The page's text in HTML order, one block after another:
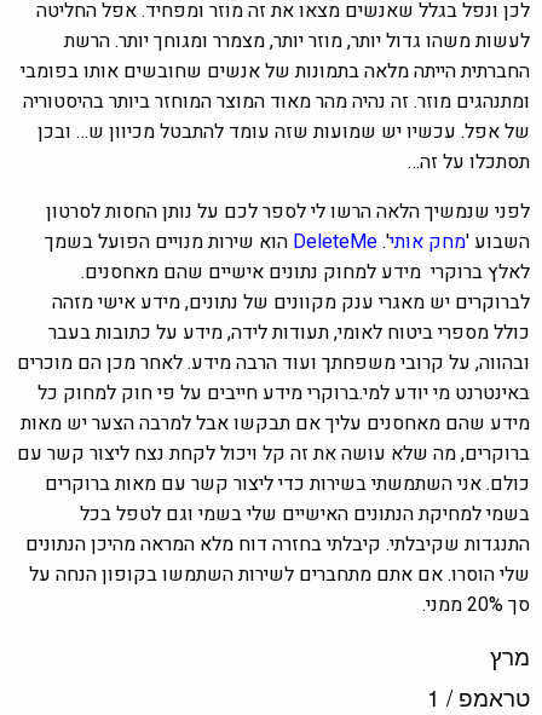
לכן ונפל בגלל שאנשים מצאו את זה מוזר ומפחיד. אפל החליטה
לעשות משהו גדול יותר, מוזר יותר, מצמרר ומגוחך יותר. הרשת
החברתית הייתה מלאה בתמונות של אנשים שחובשים אותו בפומבי
ומתנהגים מוזר. זה נהיה מהר מאוד המוצר המוחזר ביותר בהיסטוריה
של אפל. עכשיו יש שמועות שזה עומד להתבטל מכיוון ש… ובכן
תסתכלו על זה…
לפני שנמשיך הלאה הרשו לי לספר לכם על נותן החסות לסרטון
השבוע 'מחק אותי'.
DeleteMeהוא שירות מנויים הפועל בשמך
לאלץ ברוקרי מידע למחוק נתונים אישיים שהם מאחסנים.
לברוקרים יש מאגרי ענק מקוונים של נתונים, מידע אישי מזהה
כולל מספרי ביטוח לאומי, תעודות לידה, מידע על כתובות בעבר
ובהווה, על קרובי משפחתך ועוד הרבה מידע. לאחר מכן הם מוכרים
באינטרנט מי יודע למי.ברוקרי מידע חייבים על פי חוק למחוק כל
מידע שהם מאחסנים עליך אם תבקשו אבל למרבה הצער יש מאות
ברוקרים, מה שלא עושה את זה קל ויכול לקחת נצח ליצור קשר עם
כולם. אני השתמשתי בשירות כדי ליצור קשר עם מאות ברוקרים
בשמי למחיקת הנתונים האישיים שלי בשמי וגם לטפל בכל
התנגדות שקיבלתי. קיבלתי בחזרה דוח מלא המראה מהיכן הנתונים
שלי הוסרו. אם אתם מתחברים לשירות השתמשו בקופון הנחה על
סך 20% ממני.
מרץ
טראמפ / 1